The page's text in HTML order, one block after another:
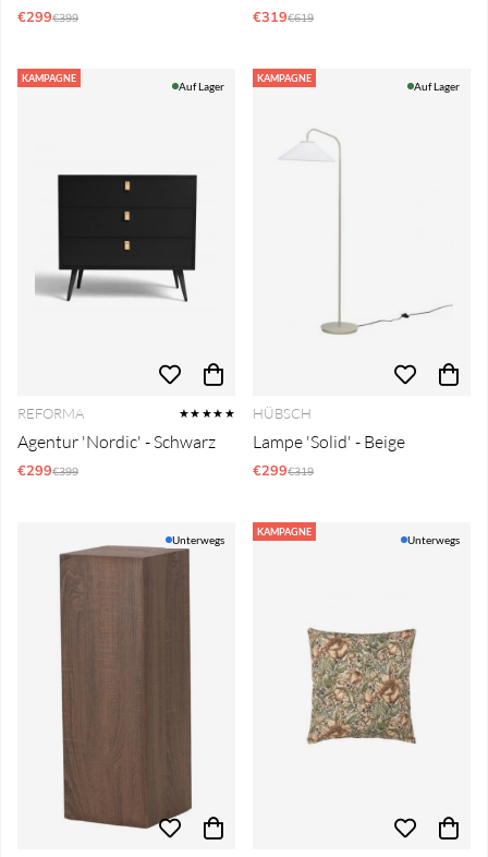
€299Regulärer Preis:
€399 €319Regulärer Preis:
€619
KAMPAGNE
Auf Lager
REFORMA ★★★★★
Agentur 'Nordic' - Schwarz
€299Regulärer Preis:
€399
KAMPAGNE
Auf Lager
HÜBSCH
Lampe 'Solid' - Beige
€299Regulärer Preis:
€319
Unterwegs
KAMPAGNE
Unterwegs